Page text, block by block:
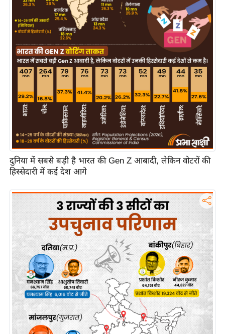
क्रि
के
ट
2
6
क्रा
इ
म
पे
प
र
मि
सा
ल
बे
दुनिया में सबसे बड़ी है भारत की Gen Z आबादी, लेकिन वोटरों की
हिस्सेदारी में कई देश आगे